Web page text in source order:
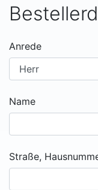
Anrede
Name
Straße,